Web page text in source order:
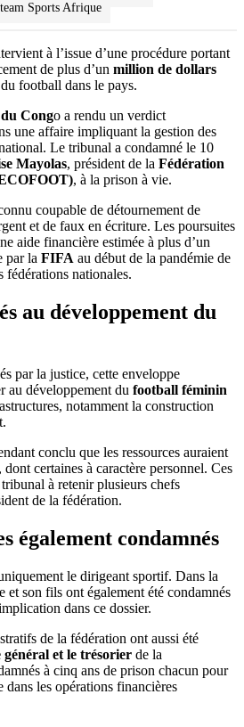
Sports Afrique
à l’issue d’une procédure portant
de plus d’un million de dollars
football dans le pays.
Congo a rendu un verdict
une affaire impliquant la gestion des
Le tribunal a condamné le 10
Mayolas, président de la Fédération
, à la prison à vie.
coupable de détournement de
et de faux en écriture. Les poursuites
aide financière estimée à plus d’un
par la FIFA au début de la pandémie de
fédérations nationales.
au développement du
par la justice, cette enveloppe
au développement du football féminin
notamment la construction
conclu que les ressources auraient
dont certaines à caractère personnel. Ces
à retenir plusieurs chefs
de la fédération.
également condamnés
le dirigeant sportif. Dans la
et son fils ont également été condamnés
dans ce dossier.
de la fédération ont aussi été
général et le trésorier de la
à cinq ans de prison chacun pour
les opérations financières